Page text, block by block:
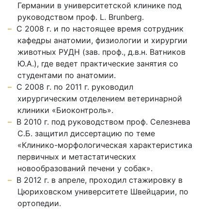
Германии в университетской клинике под
руководством проф. L. Brunberg.
С 2008 г. и по настоящее время сотрудник
кафедры анатомии, физиологии и хирургии
животных РУДН (зав. проф., д.в.н. Ватников
Ю.А.), где ведет практические занятия со
студентами по анатомии.
С 2008 г. по 2011 г. руководил
хирургическим отделением ветеринарной
клиники «Биоконтроль».
В 2010 г. под руководством проф. Селезнева
С.Б. защитил диссертацию по теме
«Клинико-морфологическая характеристика
первичных и метастатических
новообразований печени у собак».
В 2012 г. в апреле, проходил стажировку в
Цюриховском университете Швейцарии, по
ортопедии.